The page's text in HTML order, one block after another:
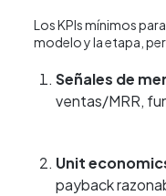
Los KPIs mínimos
modelo y la etapa,
Señales de
ventas/MRR,
Unit
payback